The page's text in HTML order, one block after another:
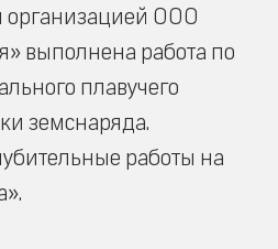
организацией ООО
выполнена работа по
плавучего
земснаряда.
работы на